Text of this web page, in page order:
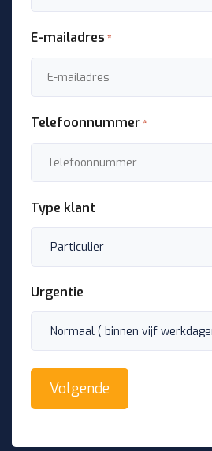
E-mailadres *
Telefoonnummer*
Type klant
Urgentie